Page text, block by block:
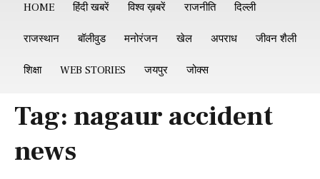
HOME हिंदी खबरें विश्व ख़बरें राजनीति दिल्ली
राजस्थान बॉलीवुड मनोरंजन खेल अपराध जीवन शैली
शिक्षा WEB STORIES जयपुर जोक्स
Tag: nagaur accident
news